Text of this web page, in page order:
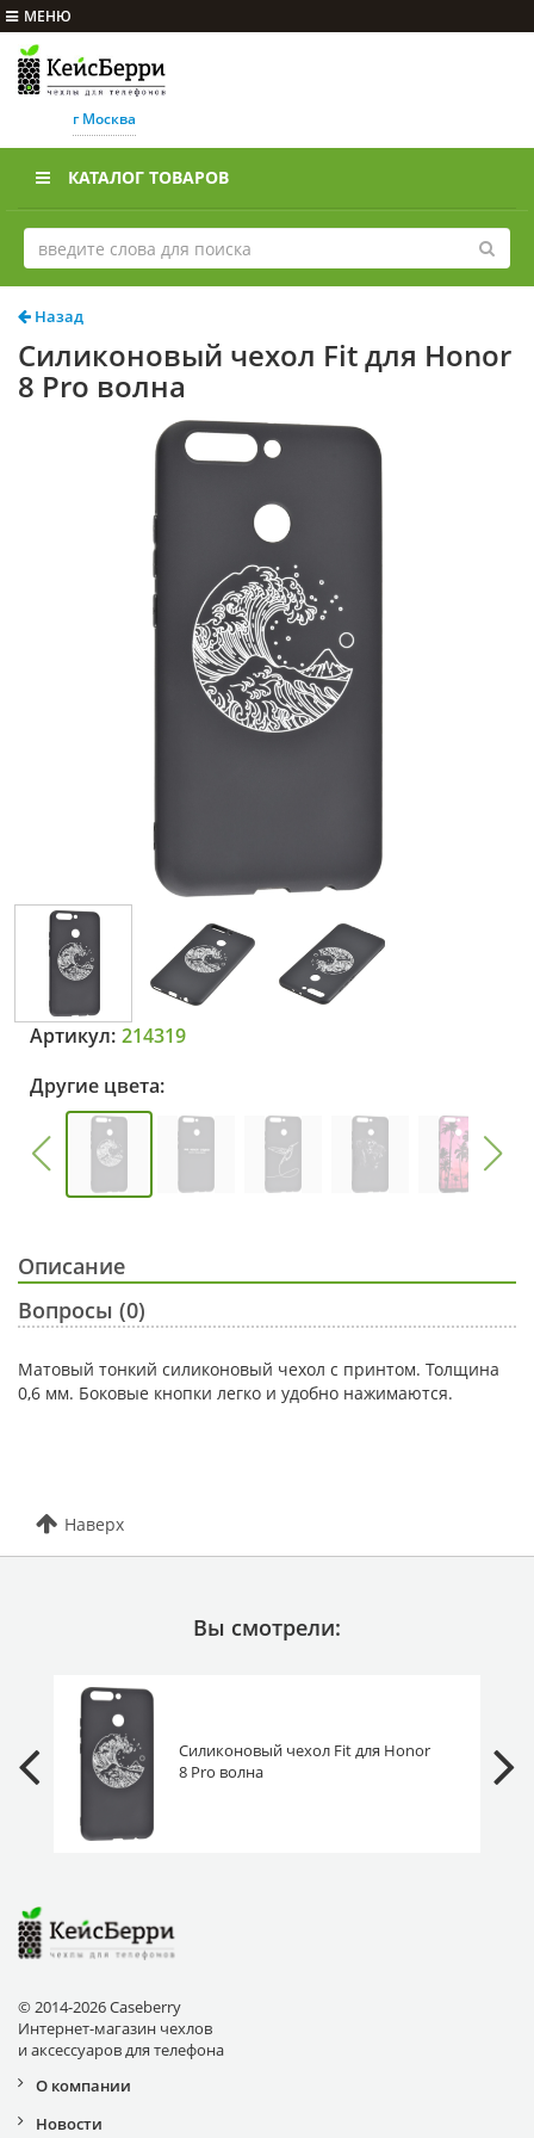
МЕНЮ
г Москва
КАТАЛОГ ТОВАРОВ
Назад
Силиконовый чехол Fit для Honor
8 Pro волна
Артикул: 214319
Другие цвета:
Описание
Вопросы (0)
Матовый тонкий силиконовый чехол с принтом. Толщина
0,6 мм. Боковые кнопки легко и удобно нажимаются.
Наверх
Вы смотрели:
Силиконовый чехол Fit для Honor
8 Pro волна
© 2014-2026 Caseberry
Интернет-магазин чехлов
и аксессуаров для телефона
О компании
Новости